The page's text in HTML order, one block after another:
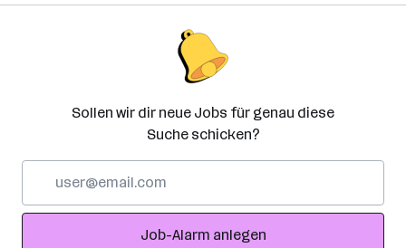
Sollen wir dir neue Jobs für genau diese
Suche schicken?
Adresse
Job-Alarm anlegen